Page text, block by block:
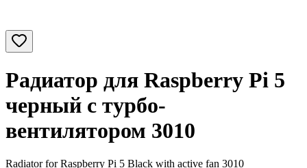
Радиатор для Raspberry Pi 5
черный с турбо-
вентилятором 3010
Radiator for Raspberry Pi 5 Black with active fan 3010